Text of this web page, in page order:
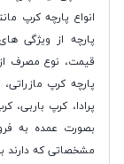
انواع پارچه کرپ
پارچه از ویژگی
قیمت، نوع مصرف
پارچه کرپ
پرادا، کرپ باربی،
بصورت عمده به
مشخصاتی که دارند